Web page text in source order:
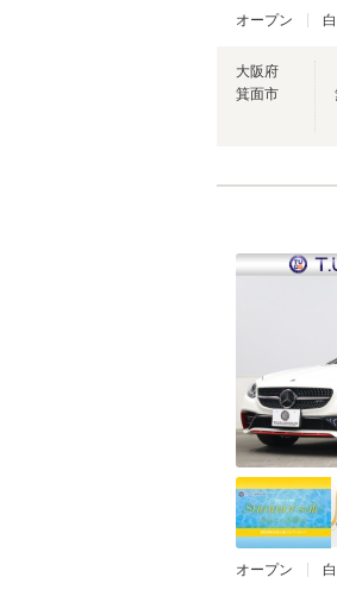
オープン 白
大阪府
箕面市
オープン 白